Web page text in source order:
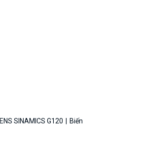
SINAMICS G120 Biến